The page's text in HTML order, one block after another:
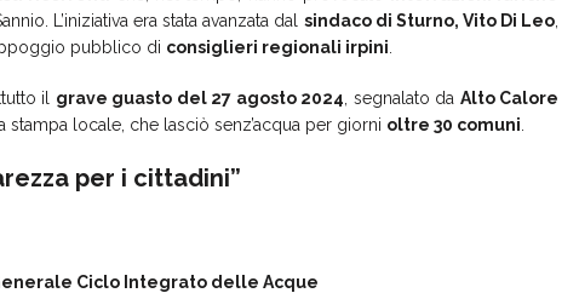
L’iniziativa era stata avanzata dal sindaco di Sturno, Vito Di Leo
pubblico di consiglieri regionali irpini
il grave guasto del 27 agosto 2024 , segnalato da Alto Calore
locale, che lasciò senz’acqua per giorni oltre 30 comuni
per i cittadini”
Ciclo Integrato delle Acque